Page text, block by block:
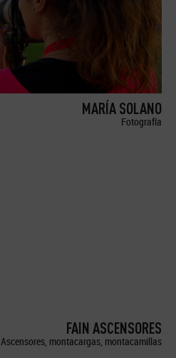
MARÍA SOLANO
Fotografía
FAIN ASCENSORES
Ascensores, montacargas, montacamillas